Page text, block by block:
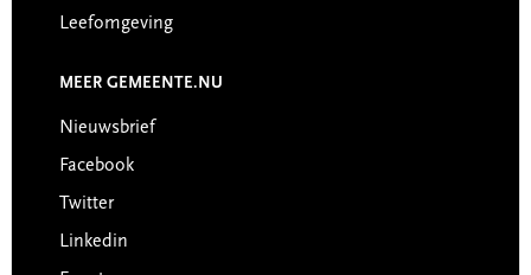
Leefomgeving
MEER GEMEENTE.NU
Nieuwsbrief
Facebook
Twitter
Linkedin